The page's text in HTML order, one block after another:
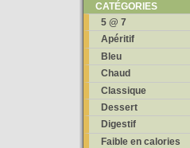
CATÉGORIES
5 @ 7
Apéritif
Bleu
Chaud
Classique
Dessert
Digestif
Faible en calories